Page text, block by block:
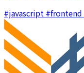
#javascript #frontend